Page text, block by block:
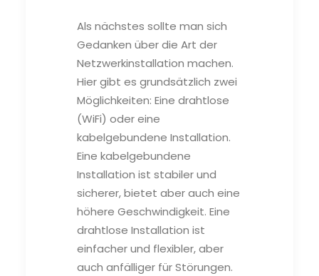
Als nächstes sollte man sich
Gedanken über die Art der
Netzwerkinstallation machen.
Hier gibt es grundsätzlich zwei
Möglichkeiten: Eine drahtlose
(WiFi) oder eine
kabelgebundene Installation.
Eine kabelgebundene
Installation ist stabiler und
sicherer, bietet aber auch eine
höhere Geschwindigkeit. Eine
drahtlose Installation ist
einfacher und flexibler, aber
auch anfälliger für Störungen.